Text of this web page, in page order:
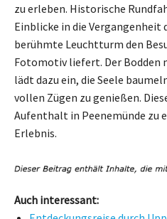
zu erleben. Historische
Einblicke in die Vergangenheit
berühmte Leuchtturm den
Fotomotiv liefert. Der Bodden
lädt dazu ein, die Seele
vollen Zügen zu genießen.
Aufenthalt in Peenemünde zu
Erlebnis.
Auch interessant: